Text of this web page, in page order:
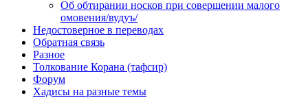
Об обтирании носков при совершении малого
омовения/вудуъ/
Недостоверное в переводах
Обратная связь
Разное
Толкование Корана (тафсир)
Форум
Хадисы на разные темы